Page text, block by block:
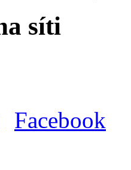
síti
Facebook